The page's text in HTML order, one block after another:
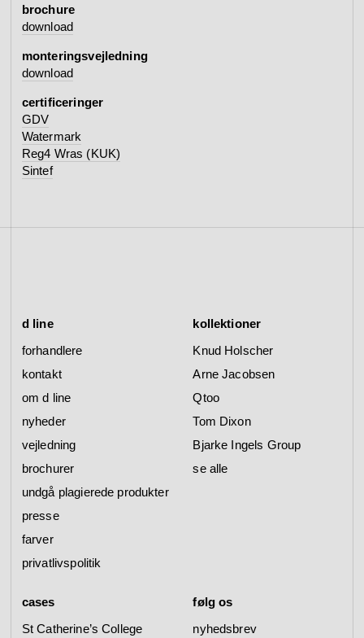
brochure
download
monteringsvejledning
download
certificeringer
GDV
Watermark
Reg4 Wras (KUK)
Sintef
d line
forhandlere
kontakt
om d line
nyheder
vejledning
brochurer
undgå plagierede produkter
presse
farver
privatlivspolitik
kollektioner
Knud Holscher
Arne Jacobsen
Qtoo
Tom Dixon
Bjarke Ingels Group
se alle
cases
St Catherine’s College
følg os
nyhedsbrev